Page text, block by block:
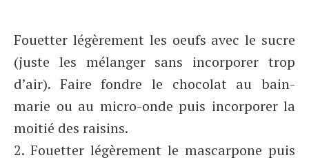
Fouetter légèrement les oeufs avec le sucre
(juste les mélanger sans incorporer trop
d’air). Faire fondre le chocolat au bain-
marie ou au micro-onde puis incorporer la
moitié des raisins.
2. Fouetter légèrement le mascarpone puis